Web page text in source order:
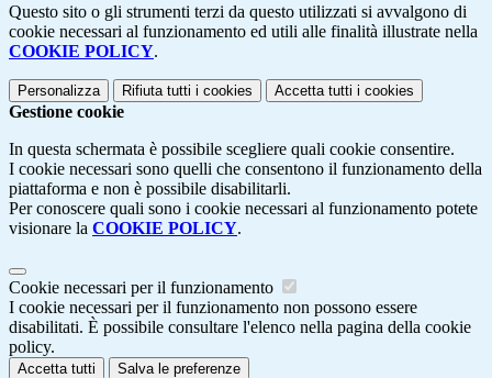
Questo sito o gli strumenti terzi da questo utilizzati si avvalgono di
cookie necessari al funzionamento ed utili alle finalità illustrate nella
COOKIE POLICY.
Personalizza Rifiuta tutti i cookies Accetta tutti i cookies
Gestione cookie
In questa schermata è possibile scegliere quali cookie consentire.
I cookie necessari sono quelli che consentono il funzionamento della
piattaforma e non è possibile disabilitarli.
Per conoscere quali sono i cookie necessari al funzionamento potete
visionare la COOKIE POLICY.
Cookie necessari per il funzionamento
I cookie necessari per il funzionamento non possono essere
disabilitati. È possibile consultare l'elenco nella pagina della cookie
policy.
Accetta tutti Salva le preferenze